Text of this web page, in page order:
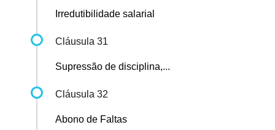
Irredutibilidade salarial
Cláusula 31
Supressão de disciplina,...
Cláusula 32
Abono de Faltas